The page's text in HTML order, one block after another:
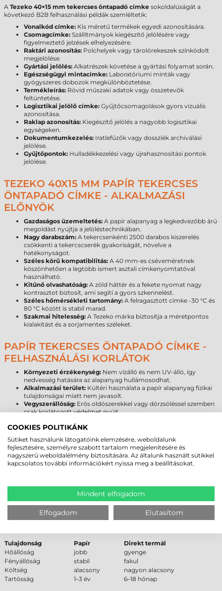
A Tezeko 40×15 mm tekercses öntapadó címke sokoldalúságát a
következő B2B felhasználási példák szemléltetik:
Vonalkód címke: Kis méretű termékek egyedi azonosítására.
Csomagcímke: Szállítmányok kiegészítő jelölésére vagy
figyelmeztető jelzések elhelyezésére.
Raktári azonosítás: Polchelyek vagy tárolórekeszek színkódolt
megjelölése.
Gyártási jelölés: Alkatrészek követése a gyártási folyamat során.
Egészségügyi mintacímke: Laboratóriumi minták vagy
gyógyszeres dobozok megkülönböztetése.
Termékleírás: Rövid műszaki adatok vagy összetevők
feltüntetése.
Logisztikai jelölő címke: Gyűjtőcsomagolások gyors vizuális
azonosítása.
Raklap azonosítás: Kiegészítő jelölés a nagyobb logisztikai
egységeken.
Dokumentumkezelés: Iratlefűzők vagy dossziék archiválási
jelölése.
Gyűjtőpontok: Hulladékkezelési vagy újrahasznosítási pontok
jelölése.
TEZEKO 40X15 MM PAPÍR TEKERCSES
ÖNTAPADÓ CÍMKE - ALKALMAZÁSI
ELŐNYÖK
Gazdaságos üzemeltetés: A papír alapanyag a legkedvezőbb árú
megoldást nyújtja a jelöléstechnikában.
Nagy darabszám: A tekercsenkénti 2500 darabos kiszerelés
csökkenti a tekercscserék gyakoriságát, növelve a
hatékonyságot.
Széles körű kompatibilitás: A 40 mm-es cséveméretnek
köszönhetően a legtöbb ismert asztali címkenyomtatóval
használható.
Kitűnő olvashatóság: A zöld háttér és a fekete nyomat nagy
kontrasztot biztosít, ami segíti a gyors szkennelést.
Széles hőmérsékleti tartomány: A felragasztott címke -30 °C és
80 °C között is stabil marad.
Szakmai hitelesség: A Tezeko márka biztosítja a méretpontos
kialakítást és a sorjamentes széleket.
PAPÍR TEKERCSES ÖNTAPADÓ CÍMKE -
FELHASZNÁLÁSI KORLÁTOK
Környezeti érzékenység: Nem vízálló és nem UV-álló, így
nedvesség hatására az alapanyag hullámosodhat.
Alkalmazási terület: Kültéri használata a papír alapanyag fizikai
tulajdonságai miatt nem javasolt.
Vegyszerállóság: Erős oldószerekkel vagy dörzsöléssel szemben
csak korlátozott védelmet nyújt.
PAPÍR CÍMKE ÉLETTARTAM
ÖSSZEHASONLÍTÁS
Alapanyag típusa
Várható élettartam (beltér)
5–10 év
PAPÍR VS DIREKT TERMÁL – SZAKMAI
Tulajdonság Papír
Direkt termál
Hőállóság
jobb
gyenge
Fényállóság
stabil
fakul
Költség
alacsony
nagyon alacsony
Tartósság
1–3 év 6–18 hónap
COOKIES POLITIKÁNK
Sütiket használunk látogatóink elemzésére, weboldalunk
fejlesztésére, személyre szabott tartalom megjelenítésére és
nagyszerű weboldalélmény biztosítására. Az általunk használt sütikkel
kapcsolatos további információkért nyissa meg a beállításokat.
Mindent elfogadom
Elfogadom Elutasítom